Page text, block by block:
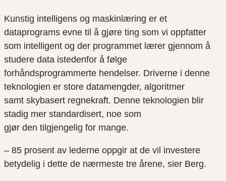
Kunstig intelligens og maskinlæring er et
dataprograms evne til å gjøre ting som vi oppfatter
som intelligent og der programmet lærer gjennom å
studere data istedenfor å følge
forhåndsprogrammerte hendelser. Driverne i denne
teknologien er store datamengder, algoritmer
samt skybasert regnekraft. Denne teknologien blir
stadig mer standardisert, noe som
gjør den tilgjengelig for mange.
– 85 prosent av lederne oppgir at de vil investere
betydelig i dette de nærmeste tre årene, sier Berg.